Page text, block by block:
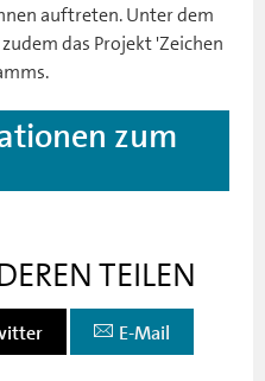
auftreten. Unter dem
das Projekt 'Zeichen
zum
TEILEN
E-Mail